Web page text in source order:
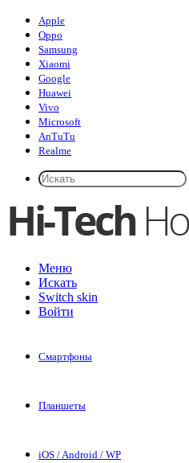
Apple
Oppo
Samsung
Xiaomi
Google
Huawei
Vivo
Microsoft
AnTuTu
Realme
Меню
Искать
Switch skin
Войти
Смартфоны
Планшеты
iOS / Android / WP